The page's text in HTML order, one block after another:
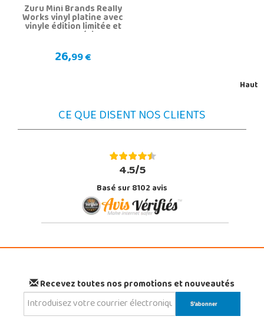
Zuru Mini Brands Really
Works vinyl platine avec
vinyle édition limitée et
support Série 1
26,99 €
Haut
CE QUE DISENT NOS CLIENTS
4.5/5
Basé sur 8102 avis
Recevez toutes nos promotions et nouveautés